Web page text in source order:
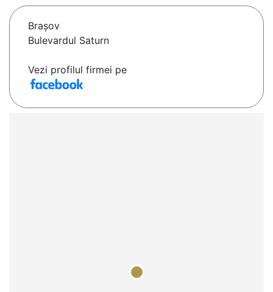
Braşov
Bulevardul Saturn
Vezi profilul firmei pe